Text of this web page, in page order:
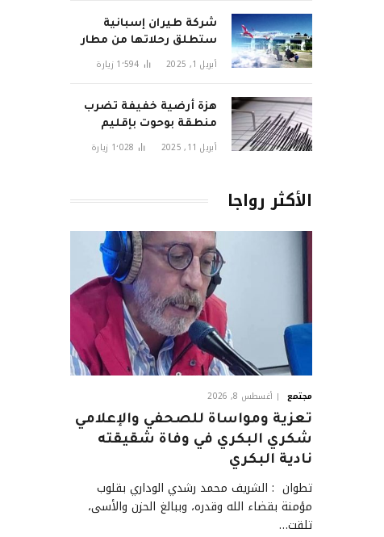
شركة طيران إسبانية
ستطلق رحلاتها من مطار
تطوان سانية الرمل قريبا
أبريل 1, 2025 1٬594 زيارة
هزة أرضية خفيفة تضرب
منطقة بوحوت بإقليم
الحسيمة وتثير قلق
أبريل 11, 2025 1٬028 زيارة
الأكثر رواجا
مجتمع
أغسطس 8, 2026
تعزية ومواساة للصحفي والإعلامي
شكري البكري في وفاة شقيقته
نادية البكري
تطوان : الشريف محمد رشدي الوداري بقلوب
مؤمنة بقضاء الله وقدره، وببالغ الحزن والأسى،
تلقت…